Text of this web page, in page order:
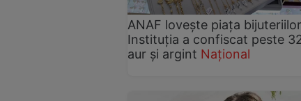
ANAF lovește piața
Instituția a confiscat peste
aur și argint Național